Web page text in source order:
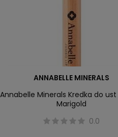
ANNABELLE MINERALS
Annabelle Minerals Kredka do
Marigold
0.0